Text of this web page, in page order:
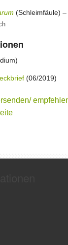
(Schleimfäule)
(06/2019)